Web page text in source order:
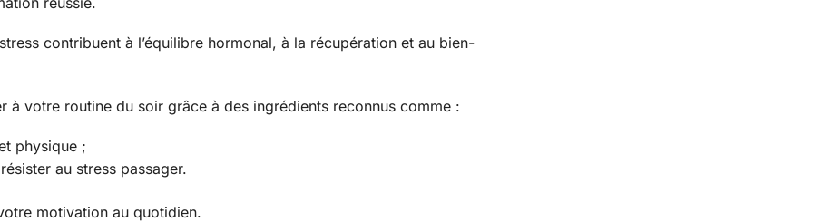
contribuent à l’équilibre hormonal, à la récupération et au bien-
à votre routine du soir grâce à des ingrédients reconnus comme :
physique ;
au stress passager.
motivation au quotidien.